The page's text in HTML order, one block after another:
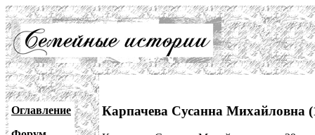
Оглавление
Карпачева Сусанна Михайловна